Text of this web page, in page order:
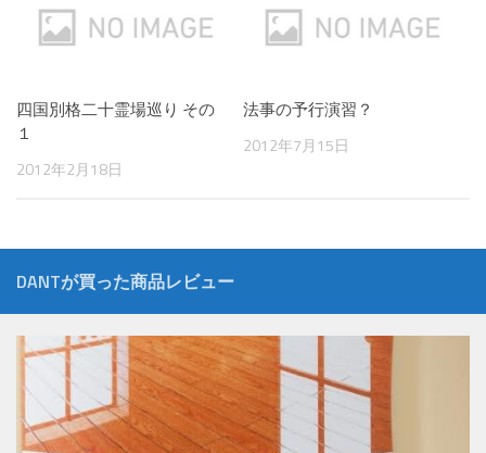
四国別格二十霊場巡り その
１
2012年2月18日
法事の予行演習？
2012年7月15日
DANTが買った商品レビュー